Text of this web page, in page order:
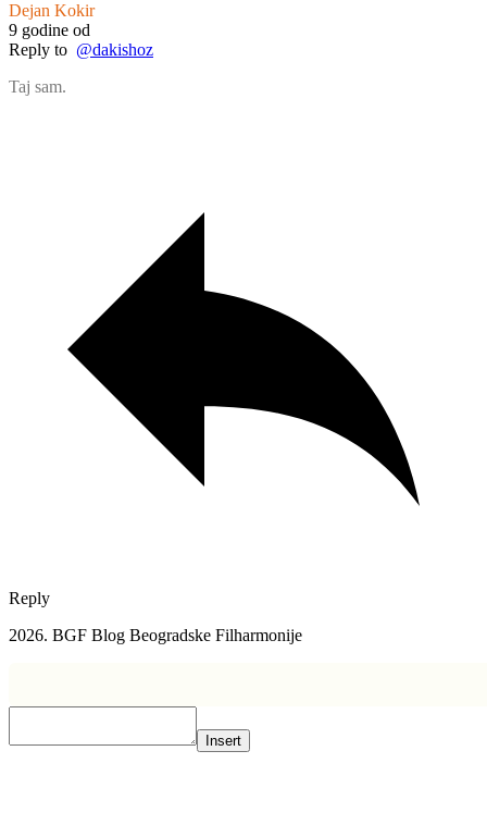
Dejan Kokir
9 godine od
Reply to @dakishoz
Taj sam.
Reply
2026. BGF Blog Beogradske Filharmonije
Insert